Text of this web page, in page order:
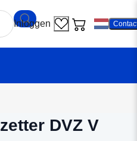
DVZ V